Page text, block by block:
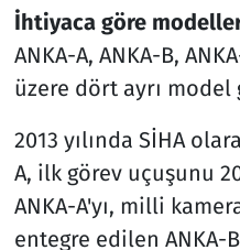
İhtiyaca göre
ANKA-A, ANKA-B,
üzere dört ayrı
2013 yılında SİHA
A, ilk görev uçuşunu
ANKA-A'yı, milli
entegre edilen ANKA-